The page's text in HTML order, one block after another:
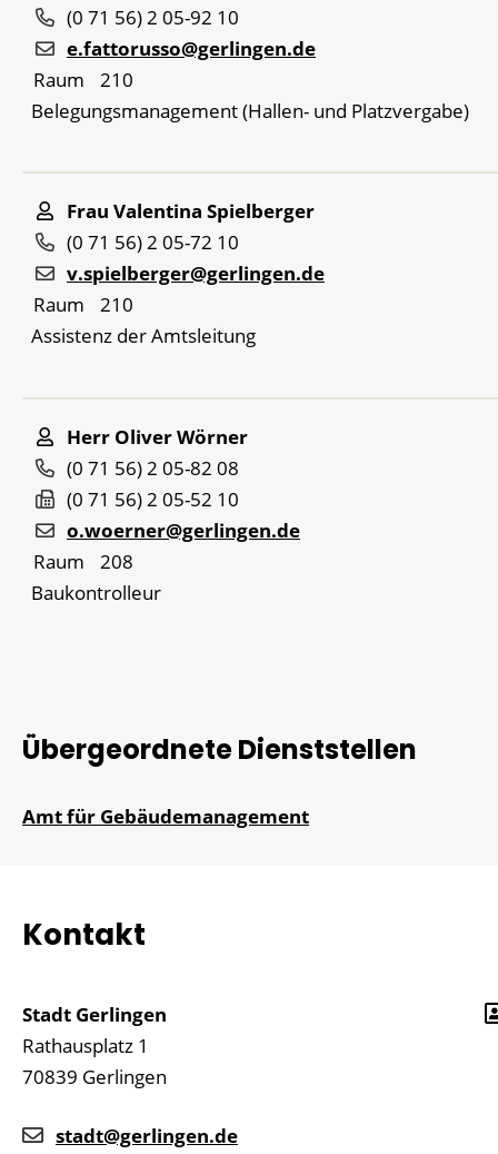
(0 71 56) 2 05-92 10
e.fattorusso@gerlingen.de
Raum
210
Belegungsmanagement (Hallen- und Platzvergabe)
Frau Valentina Spielberger
(0 71 56) 2 05-72 10
v.spielberger@gerlingen.de
Raum
210
Assistenz der Amtsleitung
Herr OliverWörner
(0 71 56) 2 05-82 08
(0 71 56) 2 05-52 10
o.woerner@gerlingen.de
Raum
208
Baukontrolleur
Übergeordnete Dienststellen
Amt für Gebäudemanagement
Kontakt
Stadt Gerlingen
Rathausplatz 1
70839 Gerlingen
stadt@gerlingen.de